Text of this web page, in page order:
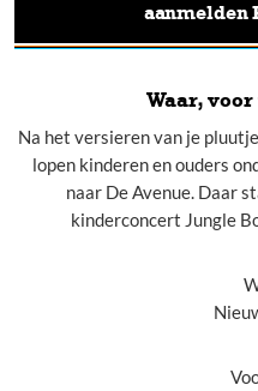
aanmelden
Waar,
Na het versieren van je
lopen kinderen en ouders
naar De Avenue. Daar
kinderconcert Jungle